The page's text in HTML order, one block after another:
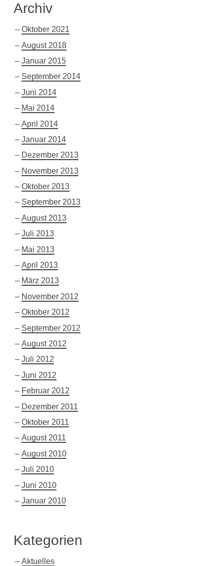
Archiv
Oktober 2021
August 2018
Januar 2015
September 2014
Juni 2014
Mai 2014
April 2014
Januar 2014
Dezember 2013
November 2013
Oktober 2013
September 2013
August 2013
Juli 2013
Mai 2013
April 2013
März 2013
November 2012
Oktober 2012
September 2012
August 2012
Juli 2012
Juni 2012
Februar 2012
Dezember 2011
Oktober 2011
August 2011
August 2010
Juli 2010
Juni 2010
Januar 2010
Kategorien
Aktuelles